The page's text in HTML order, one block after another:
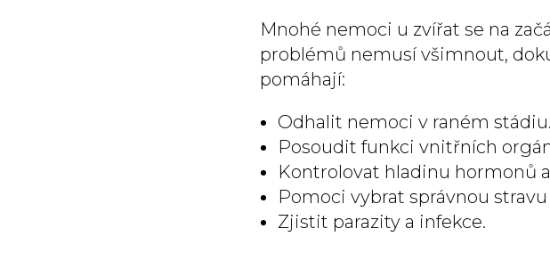
Mnohé nemoci u zvířat se na
problémů nemusí všimnout,
pomáhají:
Odhalit nemoci v raném stádiu.
Posoudit funkci vnitřních
Kontrolovat hladinu hormonů
Pomoci vybrat správnou
Zjistit parazity a infekce.